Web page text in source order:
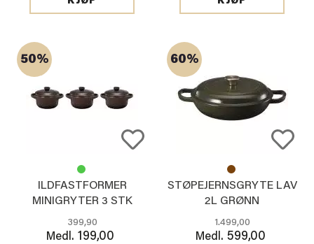
50%
ILDFASTFORMER
MINIGRYTER 3 STK
BRUN
399,90
Medl. 199,00
60%
STØPEJERNSGRYTE LAV
2L GRØNN
1.499,00
Medl. 599,00